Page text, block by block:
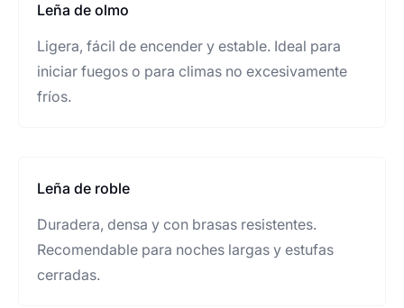
Leña de olmo
Ligera, fácil de encender y estable. Ideal para
iniciar fuegos o para climas no excesivamente
fríos.
Leña de roble
Duradera, densa y con brasas resistentes.
Recomendable para noches largas y estufas
cerradas.